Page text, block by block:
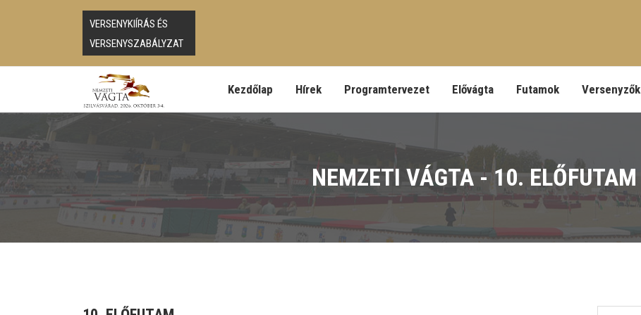
VERSENYKIÍRÁS ÉS
VERSENYSZABÁLYZAT
Kezdőlap Hírek Programtervezet Elővágta Futamok Versenyzők
NEMZETI VÁGTA - 10. ELŐFUTAM